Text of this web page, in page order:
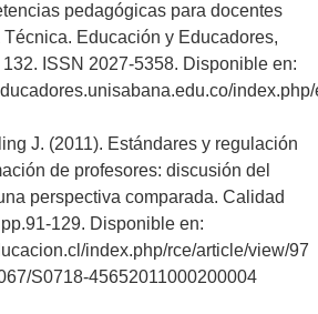
pedagógicas para docentes
Educación y Educadores,
132. ISSN 2027-5358. Disponible en:
J. (2011). Estándares y regulación
de profesores: discusión del
perspectiva comparada. Calidad
129. Disponible en:
index.php/rce/article/view/97
S0718-45652011000200004